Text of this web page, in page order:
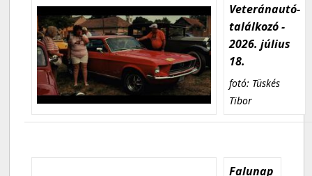
Veteránautó-
találkozó -
2026. július
18.
fotó: Tüskés
Tibor
Falunap